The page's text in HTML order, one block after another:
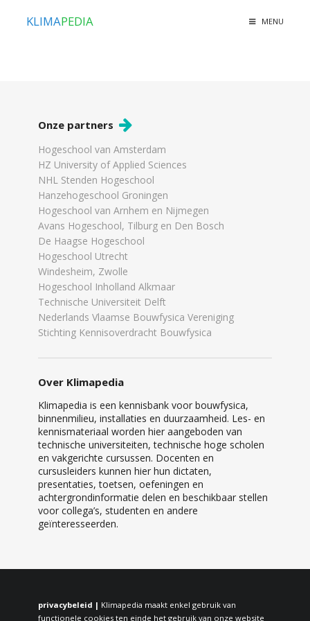
KLIMAPEDIA MENU
Onze partners
Hogeschool van Amsterdam
HZ University of Applied Sciences
NHL Stenden Hogeschool
Hanzehogeschool Groningen
Hogeschool van Arnhem en Nijmegen
Avans Hogeschool, Tilburg en Den Bosch
De Haagse Hogeschool
Hogeschool Utrecht
Windesheim, Zwolle
Hogeschool Inholland Alkmaar
Technische Universiteit Delft
Nederlands Vlaamse Bouwfysica Vereniging
Stichting Kennisoverdracht Bouwfysica
Over Klimapedia
Klimapedia is een kennisbank voor bouwfysica,
binnenmilieu, installaties en duurzaamheid. Les- en
kennismateriaal worden hier aangeboden van
technische universiteiten, technische hoge scholen
en vakgerichte cursussen. Docenten en
cursusleiders kunnen hier hun dictaten,
presentaties, toetsen, oefeningen en
achtergrondinformatie delen en beschikbaar stellen
voor collega’s, studenten en andere
geïnteresseerden.
privacybeleid | Klimapedia maakt enkel gebruik van
functionele cookies ten einde het gebruik van onze website